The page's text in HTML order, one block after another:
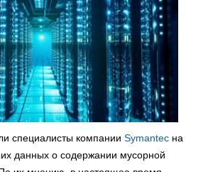
специалисты компании Symantec на
данных о содержании мусорной